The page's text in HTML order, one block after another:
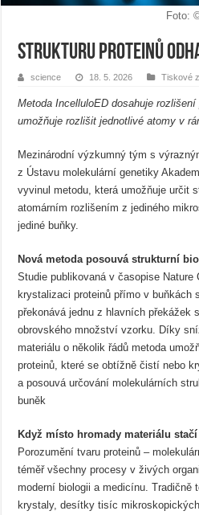
Foto:
Strukturu proteinů
science 18. 5. 2026 Tiskové
Metoda IncelluloED dosahuje
umožňuje rozlišit jednotlivé atomy v
Mezinárodní výzkumný tým s
z Ústavu molekulární genetiky
vyvinul metodu, která umožňuje určit
atomárním rozlišením z jediného
jediné buňky.
Nová metoda posouvá strukturní
Studie publikovaná v časopise Nature
krystalizaci proteinů přímo v buňkách
překonává jednu z hlavních překážek
obrovského množství vzorku. Díky
materiálu o několik řádů metoda
proteinů, které se obtížně čistí nebo
a posouvá určování molekulárních
buněk
Když místo hromady materiálu
Porozumění tvaru proteinů –
téměř všechny procesy v živých
moderní biologii a medicínu. Tradičně
krystaly, desítky tisíc